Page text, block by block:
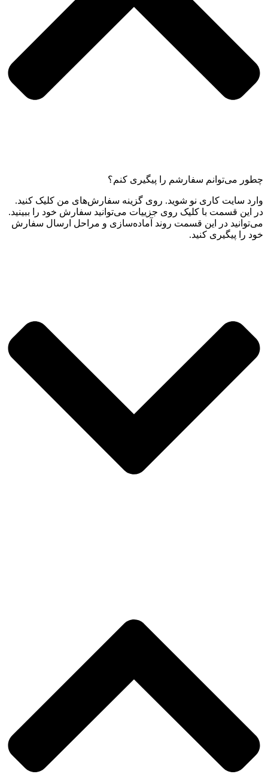
چطور می‌توانم سفارشم را پیگیری کنم؟
وارد سایت کاری نو شوید. روی گزینه سفارش‌های من کلیک کنید.
در این قسمت با کلیک روی جزییات می‌توانید سفارش خود را ببینید.
می‌توانید در این قسمت روند آماده‌سازی و مراحل ارسال سفارش
خود را پیگیری کنید.